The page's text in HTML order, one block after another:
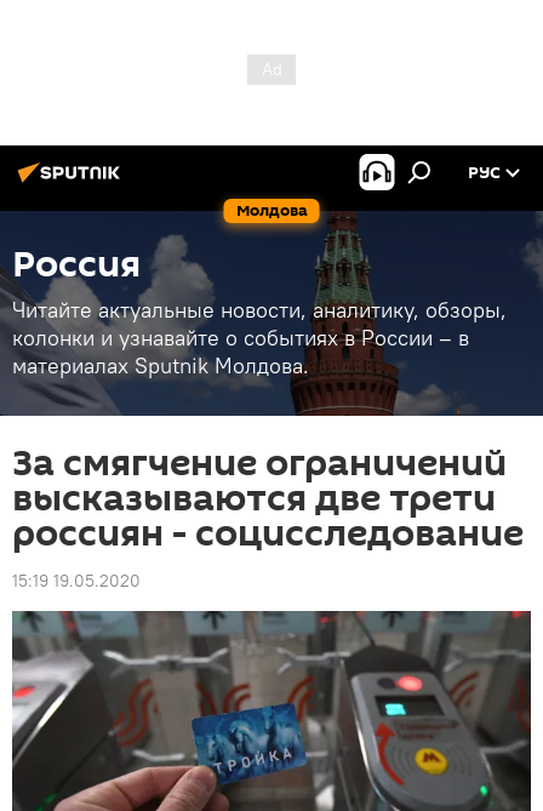
Молдова
РУС
Россия
Читайте актуальные новости, аналитику, обзоры,
колонки и узнавайте о событиях в России – в
материалах Sputnik Молдова.
За смягчение ограничений
высказываются две трети
россиян - социсследование
15:19 19.05.2020